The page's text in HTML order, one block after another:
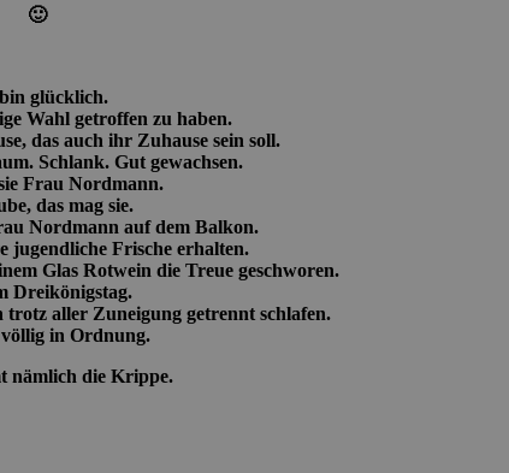
🙂
glücklich.
Wahl getroffen zu haben.
das auch ihr Zuhause sein soll.
Schlank. Gut gewachsen.
Frau Nordmann.
das mag sie.
Nordmann auf dem Balkon.
jugendliche Frische erhalten.
Glas Rotwein die Treue geschworen.
Dreikönigstag.
aller Zuneigung getrennt schlafen.
völlig in Ordnung.
nämlich die Krippe.